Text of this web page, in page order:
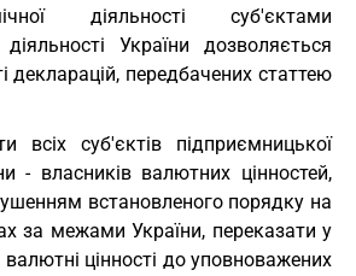
діяльності суб'єктами
діяльності України дозволяється
декларацій, передбачених статтею
всіх суб'єктів підприємницької
- власників валютних цінностей,
встановленого порядку на
за межами України, переказати у
валютні цінності до уповноважених